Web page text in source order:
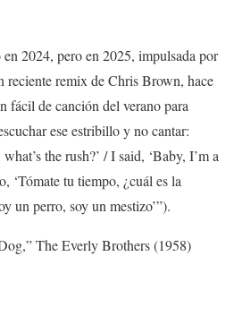
2024, pero en 2025, impulsada por
reciente remix de Chris Brown, hace
fácil de canción del verano para
ese estribillo y no cantar:
the rush?’ / I said, ‘Baby, I’m a
‘Tómate tu tiempo, ¿cuál es la
un perro, soy un mestizo’”).
The Everly Brothers (1958)